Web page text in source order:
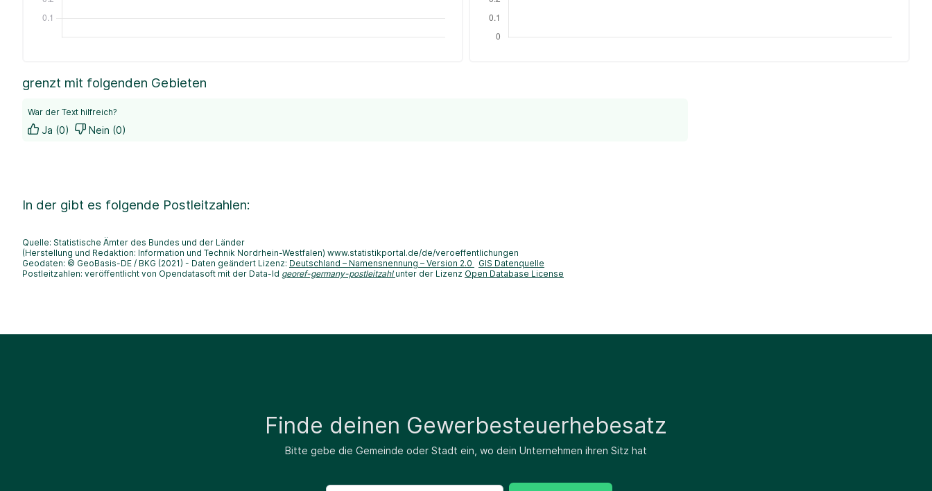
grenzt mit folgenden Gebieten
War der Text hilfreich?
Ja (0) Nein (0)
In der gibt es folgende Postleitzahlen:
Quelle: Statistische Ämter des Bundes und der Länder
(Herstellung und Redaktion: Information und Technik Nordrhein-Westfalen) www.statistikportal.de/de/veroeffentlichungen
Geodaten: © GeoBasis-DE / BKG (2021) - Daten geändert Lizenz: Deutschland – Namensnennung – Version 2.0
GIS Datenquelle
Postleitzahlen: veröffentlicht von Opendatasoft mit der Data-Id georef-germany-postleitzahl unter der Lizenz Open Database License
Finde deinen Gewerbesteuerhebesatz
Bitte gebe die Gemeinde oder Stadt ein, wo dein Unternehmen ihren Sitz hat